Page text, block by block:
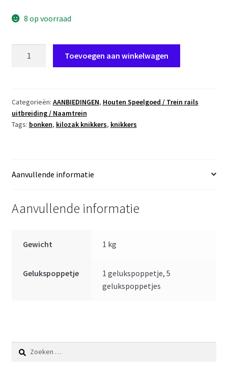
8 op voorraad
zak
500
gram
aantal
Toevoegen aan winkelwagen
Categorieën: AANBIEDINGEN, Houten Speelgoed / Trein rails
uitbreiding / Naamtrein
Tags: bonken, kilozak knikkers, knikkers
Aanvullende informatie
Aanvullende informatie
Gewicht 1 kg
Gelukspoppetje
1 gelukspoppetje, 5
gelukspoppetjes
Zoeken
naar: